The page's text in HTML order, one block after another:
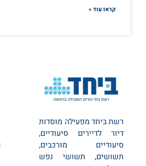
קראו עוד »
רשת ביחד מפעילה מוסדות
דיור לדיירים סיעודיים,
סיעודיים מורכבים,
תשושים, תשושי נפש